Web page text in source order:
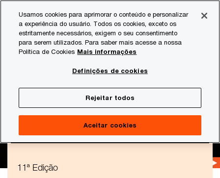
content
footer
Consultoria
11ª Edição
Usamos cookies para aprimorar o conteúdo e personalizar
a experiência do usuário. Todos os cookies, exceto os
estritamente necessários, exigem o seu consentimento
para serem utilizados. Para saber mais acesse a nossa
Política de Cookies Mais informações
Definições de cookies
Rejeitar todos
Aceitar cookies